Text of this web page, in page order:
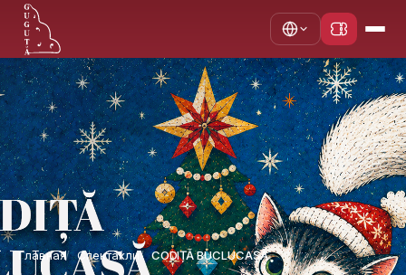
Главная Спектакли CODIȚĂ BUCLUCAȘĂ